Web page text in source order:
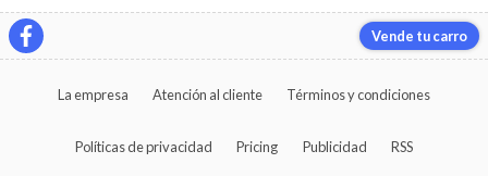
Vende tu carro
La empresa Atención al cliente Términos y condiciones
Políticas de privacidad Pricing Publicidad RSS